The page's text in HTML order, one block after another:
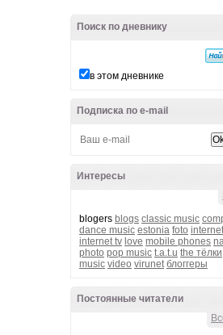
Поиск по дневнику
в этом дневнике
Подписка по e-mail
Интересы
blogers blogs classic music
dance music estonia foto internet
internet tv love mobile phones
photo pop music t.a.t.u the тёлки
music video virunet блоггеры
Постоянные читатели